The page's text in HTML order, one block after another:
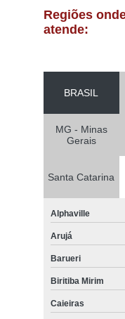
Regiões
atende:
BRASIL
MG - Minas
Gerais
Santa Catarina
Alphaville
Arujá
Barueri
Biritiba Mirim
Caieiras